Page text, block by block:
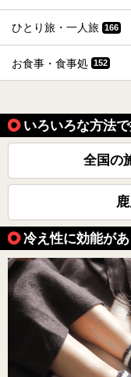
ひとり旅・一人旅 166
お食事・食事処 152
いろいろな方法
全国の
冷え性に効能が